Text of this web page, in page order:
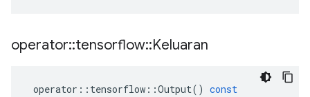
operator::tensorflow::Keluaran
operator :: tensorflow ::Output() const